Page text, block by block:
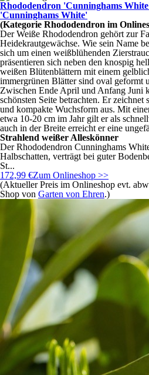
Rhododendron 'Cunninghams
'Cunninghams White'
(Kategorie Rhododendron im
Der Weiße Rhododendron gehört zur
Heidekrautgewächse. Wie sein Name
sich um einen weißblühenden
präsentieren sich neben den knospig
weißen Blütenblättern mit einem
immergrünen Blätter sind oval geformt
Zwischen Ende April und Anfang Juni
schönsten Seite betrachten. Er
und kompakte Wuchsform aus. Mit
etwa 10-20 cm im Jahr gilt er als
auch in der Breite erreicht er eine
Strahlend weißer Alleskönner
Der Rhododendron Cunninghams
Halbschatten, verträgt bei guter
St...
172,99 €Zum Onlineshop >>
(Aktueller Preis im Onlineshop evt.
Shop von Garten von Ehren.)